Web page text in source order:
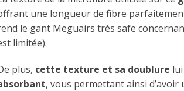
une longueur de fibre
le gant Meguairs très safe
limitée).
plus, cette texture et sa doublure
, vous permettant ainsi d’avoir